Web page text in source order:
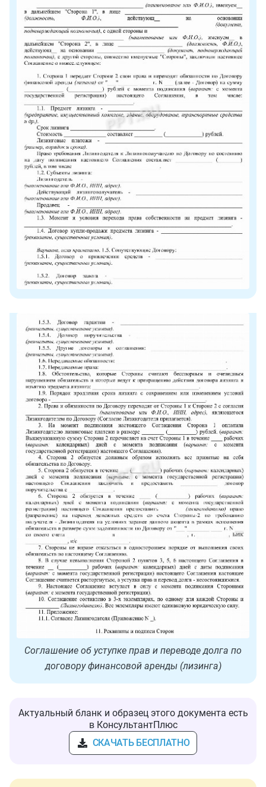
Соглашение об уступке прав и переводе долга по
договору финансовой аренды (лизинга)
Актуальный бланк и образец этого документа есть
в КонсультантПлюс
СКАЧАТЬ БЕСПЛАТНО